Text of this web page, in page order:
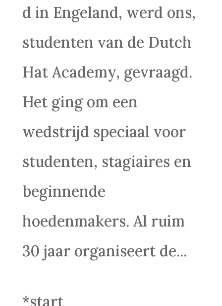
d in Engeland, werd ons,
studenten van de Dutch
Hat Academy, gevraagd.
Het ging om een
wedstrijd speciaal voor
studenten, stagiaires en
beginnende
hoedenmakers. Al ruim
30 jaar organiseert de...
*start